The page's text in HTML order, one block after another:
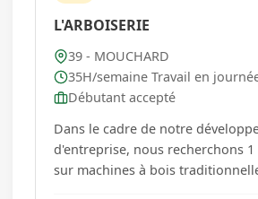
L'ARBOISERIE
39 - MOUCHARD
35H/semaine Travail en
Débutant accepté
Dans le cadre de notre
d'entreprise, nous recherchons
sur machines à bois traditionnelles